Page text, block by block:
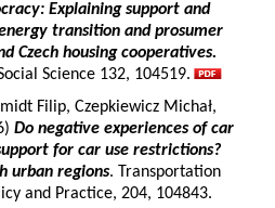
Explaining support and
transition and prosumer
Czech housing cooperatives.
Science 132, 104519.
Filip, Czepkiewicz Michał,
Do negative experiences of car
for car use restrictions?
urban regions. Transportation
and Practice, 204, 104843.